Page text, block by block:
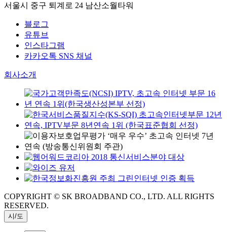
서울시 중구 퇴계로 24 남산소월타워
블로그
유튜브
인스타그램
카카오톡 SNS 채널
회사소개
COPYRIGHT © SK BROADBAND CO., LTD. ALL RIGHTS
RESERVED.
시/도